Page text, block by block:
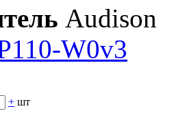
Audison
W0v3
+ шт